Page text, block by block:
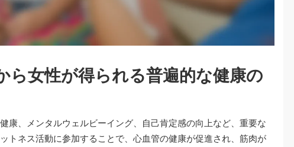
ら女性が得られる普遍的な健康の
康、メンタルウェルビーイング、自己肯定感の向上など、重要な
トネス活動に参加することで、心血管の健康が促進され、筋肉が